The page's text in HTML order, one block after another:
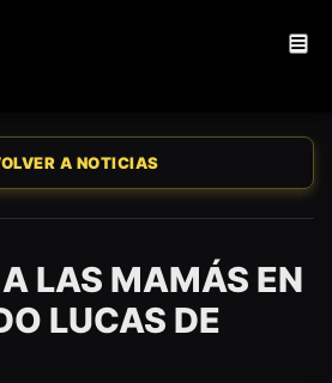
A NOTICIAS
LAS MAMÁS EN
LUCAS DE